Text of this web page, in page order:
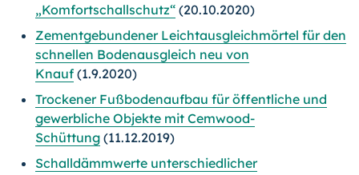
„Komfortschallschutz“ (20.10.2020)
Zementgebundener Leichtausgleichmörtel für den
schnellen Bodenausgleich neu von
Knauf (1.9.2020)
Trockener Fußbodenaufbau für öffentliche und
gewerbliche Objekte mit Cemwood-
Schüttung (11.12.2019)
Schalldämmwerte unterschiedlicher